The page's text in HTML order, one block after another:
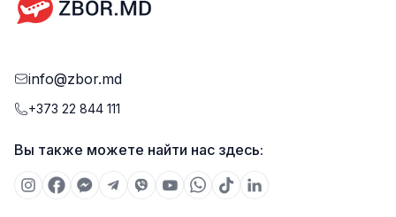
info@zbor.md
+373 22 844 111
Вы также можете найти нас здесь: